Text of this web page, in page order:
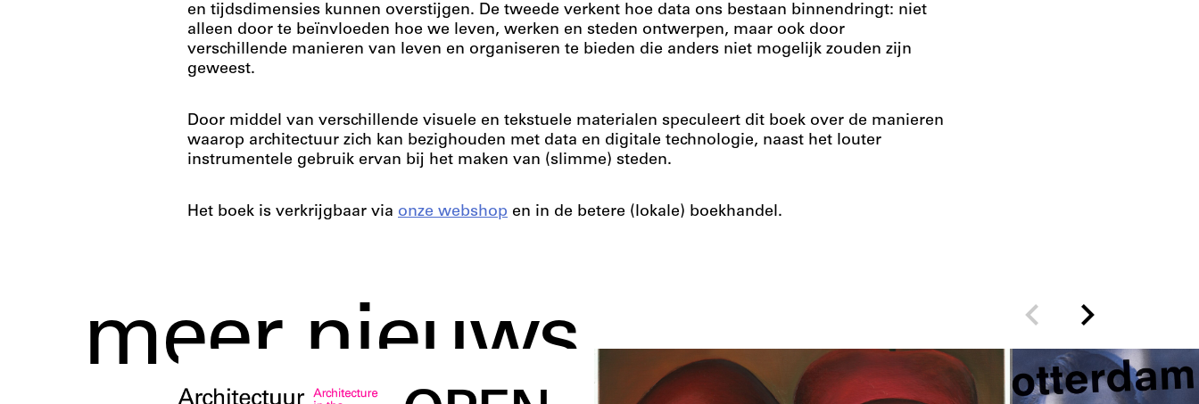
en tijdsdimensies kunnen overstijgen. De tweede verkent hoe data ons bestaan binnendringt: niet
alleen door te beïnvloeden hoe we leven, werken en steden ontwerpen, maar ook door
verschillende manieren van leven en organiseren te bieden die anders niet mogelijk zouden zijn
geweest.
Door middel van verschillende visuele en tekstuele materialen speculeert dit boek over de manieren
waarop architectuur zich kan bezighouden met data en digitale technologie, naast het louter
instrumentele gebruik ervan bij het maken van (slimme) steden.
Het boek is verkrijgbaar via onze webshop en in de betere (lokale) boekhandel.
meer nieuws